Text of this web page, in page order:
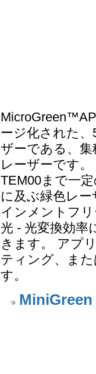
ージ化された
ザーである、
レーザーです
TEM00まで一
に及ぶ緑色レ
インメントフ
光 - 光変換効率
きます。 アプ
ティング、ま
す。